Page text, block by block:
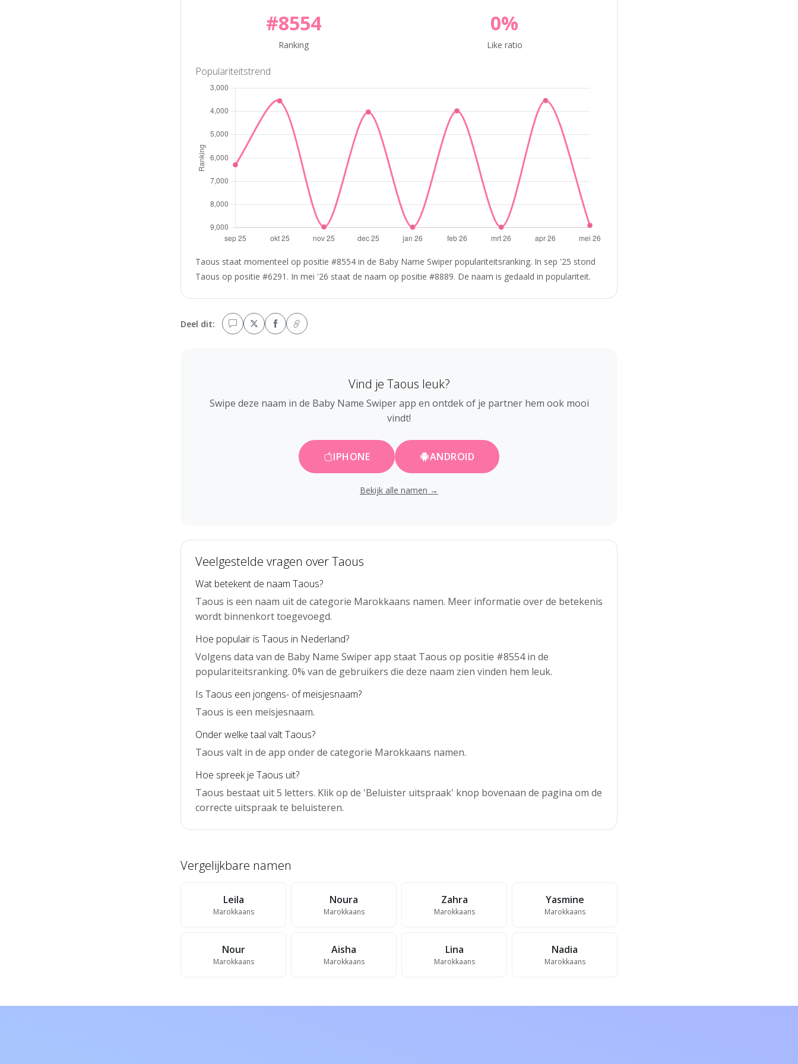
#8554
Ranking
0%
Like ratio
Populariteitstrend
Taous staat momenteel op positie #8554 in de Baby Name Swiper populariteitsranking. In sep '25 stond
Taous op positie #6291. In mei '26 staat de naam op positie #8889. De naam is gedaald in populariteit.
Deel dit:
Vind je Taous leuk?
Swipe deze naam in de Baby Name Swiper app en ontdek of je partner hem ook mooi
vindt!
IPHONE ANDROID
Bekijk alle namen →
Veelgestelde vragen over Taous
Wat betekent de naam Taous?
Taous is een naam uit de categorie Marokkaans namen. Meer informatie over de betekenis
wordt binnenkort toegevoegd.
Hoe populair is Taous in Nederland?
Volgens data van de Baby Name Swiper app staat Taous op positie #8554 in de
populariteitsranking. 0% van de gebruikers die deze naam zien vinden hem leuk.
Is Taous een jongens- of meisjesnaam?
Taous is een meisjesnaam.
Onder welke taal valt Taous?
Taous valt in de app onder de categorie Marokkaans namen.
Hoe spreek je Taous uit?
Taous bestaat uit 5 letters. Klik op de 'Beluister uitspraak' knop bovenaan de pagina om de
correcte uitspraak te beluisteren.
Vergelijkbare namen
Leila
Marokkaans
Noura
Marokkaans
Zahra
Marokkaans
Yasmine
Marokkaans
Nour
Marokkaans
Aisha
Marokkaans
Lina
Marokkaans
Nadia
Marokkaans